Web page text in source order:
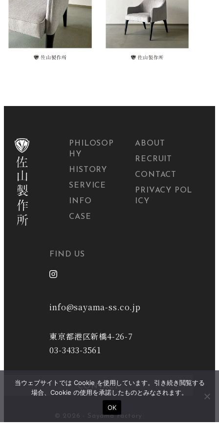
PHILOSOP
HY
HISTORY
SERVICE
INFO
CASE
ABOUT
RECRUIT
CONTACT
PRIVACY POL
ICY
FIND US
info@sayama-ss.co.jp
東京都港区新橋4-26-7
03-3433-3561
CONTACT
© 2026 - Sayama Factory
当ウェブサイトでは Cookie を使用しています。引き続き閲覧する
場合、Cookie の使用を承諾したものとみなされます。
OK